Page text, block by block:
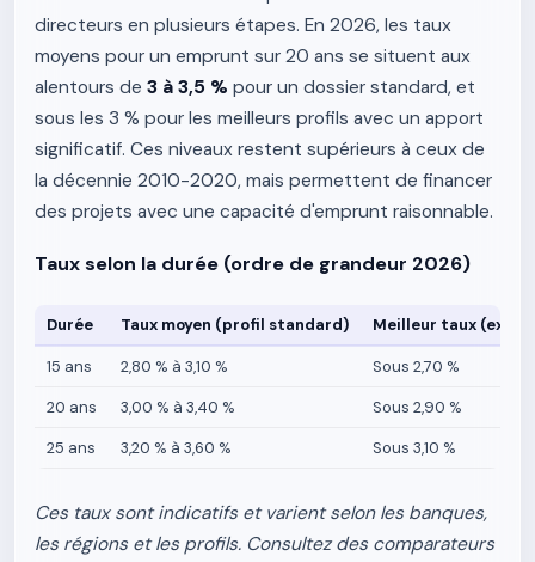
directeurs en plusieurs étapes. En 2026, les taux
moyens pour un emprunt sur 20 ans se situent aux
alentours de 3 à 3,5 % pour un dossier standard, et
sous les 3 % pour les meilleurs profils avec un apport
significatif. Ces niveaux restent supérieurs à ceux de
la décennie 2010-2020, mais permettent de financer
des projets avec une capacité d'emprunt raisonnable.
Taux selon la durée (ordre de grandeur 2026)
Durée Taux moyen (profil standard) Meilleur taux
15 ans 2,80 % à 3,10 %
Sous 2,70 %
20 ans
3,00 % à 3,40 %
Sous 2,90 %
25 ans
3,20 % à 3,60 % Sous 3,10 %
Ces taux sont indicatifs et varient selon les banques,
les régions et les profils. Consultez des comparateurs